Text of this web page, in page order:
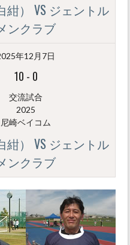
紺） VS ジェントル
ンクラブ
年12月7日
10 - 0
交流試合
2025
尼崎ベイコム
紺） VS ジェントル
ンクラブ